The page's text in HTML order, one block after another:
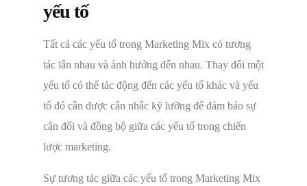
yếu tố
Tất cả các yếu tố trong Marketing Mix có tương
tác lẫn nhau và ảnh hưởng đến nhau. Thay đổi một
yếu tố có thể tác động đến các yếu tố khác và yếu
tố đó cần được cân nhắc kỹ lưỡng để đảm bảo sự
cân đối và đồng bộ giữa các yếu tố trong chiến
lược marketing.
Sự tương tác giữa các yếu tố trong Marketing Mix